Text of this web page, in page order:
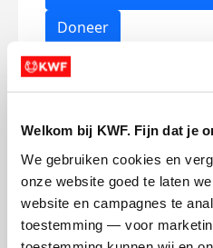
Welkom bij KWF. Fijn dat je
We gebruiken cookies en
onze website goed te laten
website en campagnes te
toestemming — voor
Doneer
Shania's